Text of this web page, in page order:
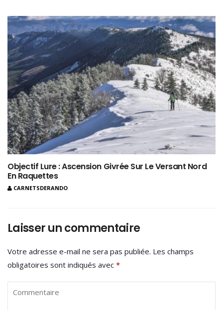
Objectif Lure : Ascension Givrée Sur Le Versant Nord
En Raquettes
CARNETSDERANDO
Laisser un commentaire
Votre adresse e-mail ne sera pas publiée. Les champs
obligatoires sont indiqués avec *